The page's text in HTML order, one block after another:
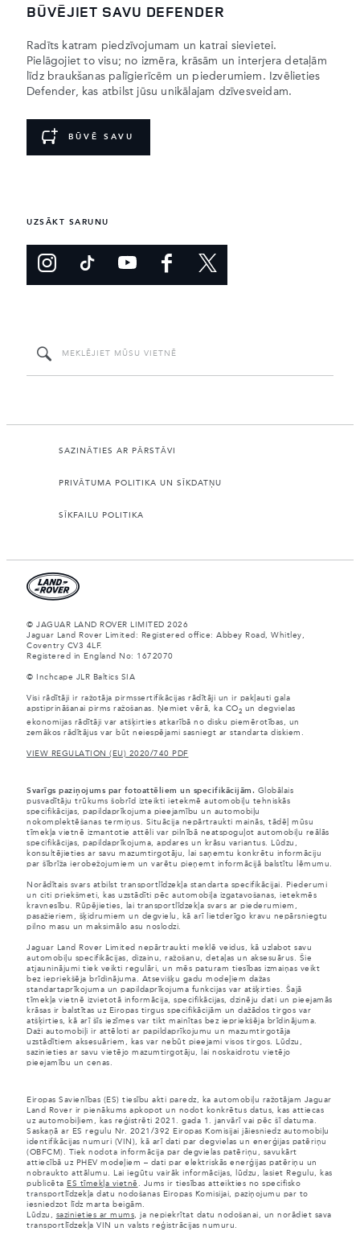
BŪVĒJIET SAVU DEFENDER
Radīts katram piedzīvojumam un katrai sievietei.
Pielāgojiet to visu; no izmēra, krāsām un interjera detaļām
līdz braukšanas palīgierīcēm un piederumiem. Izvēlieties
Defender, kas atbilst jūsu unikālajam dzīvesveidam.
BŪVĒ SAVU
UZSĀKT SARUNU
SAZINĀTIES AR PĀRSTĀVI
PRIVĀTUMA POLITIKA UN SĪKDATŅU
SĪKFAILU POLITIKA
© JAGUAR LAND ROVER LIMITED 2026
Jaguar Land Rover Limited: Registered office: Abbey Road, Whitley,
Coventry CV3 4LF.
Registered in England No: 1672070
© Inchcape JLR Baltics SIA
Visi rādītāji ir ražotāja pirmssertifikācijas rādītāji un ir pakļauti gala
apstiprināšanai pirms ražošanas. Ņemiet vērā, ka CO2 un degvielas
ekonomijas rādītāji var atšķirties atkarībā no disku piemērotības, un
zemākos rādītājus var būt neiespējami sasniegt ar standarta diskiem.
VIEW REGULATION (EU) 2020/740 PDF
Svarīgs paziņojums par fotoattēliem un specifikācijām. Globālais
pusvadītāju trūkums šobrīd izteikti ietekmē automobiļu tehniskās
specifikācijas, papildaprīkojuma pieejamību un automobiļu
nokomplektēšanas termiņus. Situācija nepārtraukti mainās, tādēļ mūsu
tīmekļa vietnē izmantotie attēli var pilnībā neatspoguļot automobiļu reālās
specifikācijas, papildaprīkojuma, apdares un krāsu variantus. Lūdzu,
konsultējieties ar savu mazumtirgotāju, lai saņemtu konkrētu informāciju
par šībrīža ierobežojumiem un varētu pieņemt informācijā balstītu lēmumu.
Norādītais svars atbilst transportlīdzekļa standarta specifikācijai. Piederumi
un citi priekšmeti, kas uzstādīti pēc automobiļa izgatavošanas, ietekmēs
kravnesību. Rūpējieties, lai transportlīdzekļa svars ar piederumiem,
pasažieriem, šķidrumiem un degvielu, kā arī lietderīgo kravu nepārsniegtu
pilno masu un maksimālo asu noslodzi.
Jaguar Land Rover Limited nepārtraukti meklē veidus, kā uzlabot savu
automobiļu specifikācijas, dizainu, ražošanu, detaļas un aksesuārus. Šie
atjauninājumi tiek veikti regulāri, un mēs paturam tiesības izmaiņas veikt
bez iepriekšēja brīdinājuma. Atsevišķu gadu modeļiem dažas
standartaprīkojuma un papildaprīkojuma funkcijas var atšķirties. Šajā
tīmekļa vietnē izvietotā informācija, specifikācijas, dzinēju dati un pieejamās
krāsas ir balstītas uz Eiropas tirgus specifikācijām un dažādos tirgos var
atšķirties, kā arī šīs iezīmes var tikt mainītas bez iepriekšēja brīdinājuma.
Daži automobiļi ir attēloti ar papildaprīkojumu un mazumtirgotāja
uzstādītiem aksesuāriem, kas var nebūt pieejami visos tirgos. Lūdzu,
sazinieties ar savu vietējo mazumtirgotāju, lai noskaidrotu vietējo
pieejamību un cenas.
Eiropas Savienības (ES) tiesību akti paredz, ka automobiļu ražotājam Jaguar
Land Rover ir pienākums apkopot un nodot konkrētus datus, kas attiecas
uz automobiļiem, kas reģistrēti 2021. gada 1. janvārī vai pēc šī datuma.
Saskaņā ar ES regulu Nr. 2021/392 Eiropas Komisijai jāiesniedz automobiļu
identifikācijas numuri (VIN), kā arī dati par degvielas un enerģijas patēriņu
(OBFCM). Tiek nodota informācija par degvielas patēriņu, savukārt
attiecībā uz PHEV modeļiem – dati par elektriskās enerģijas patēriņu un
nobraukto attālumu. Lai iegūtu vairāk informācijas, lūdzu, lasiet Regulu, kas
publicēta ES tīmekļa vietnē
. Jums ir tiesības atteikties no specifisko
transportlīdzekļa datu nodošanas Eiropas Komisijai, paziņojumu par to
iesniedzot līdz marta beigām.
Lūdzu, sazinieties ar mums , ja nepiekrītat datu nodošanai, un norādiet sava
transportlīdzekļa VIN un valsts reģistrācijas numuru.